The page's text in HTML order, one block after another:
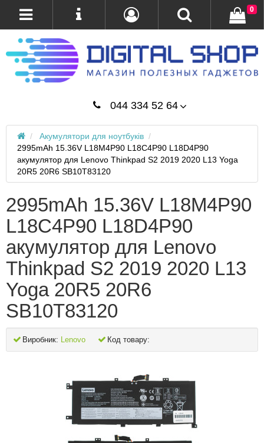
044 334 52 64
0
Акумулятори для ноутбуків
2995mAh 15.36V L18M4P90 L18C4P90 L18D4P90
акумулятор для Lenovo Thinkpad S2 2019 2020 L13 Yoga
20R5 20R6 SB10T83120
2995mAh 15.36V L18M4P90
L18C4P90 L18D4P90
акумулятор для Lenovo
Thinkpad S2 2019 2020 L13
Yoga 20R5 20R6
SB10T83120
Виробник: Lenovo Код товару: